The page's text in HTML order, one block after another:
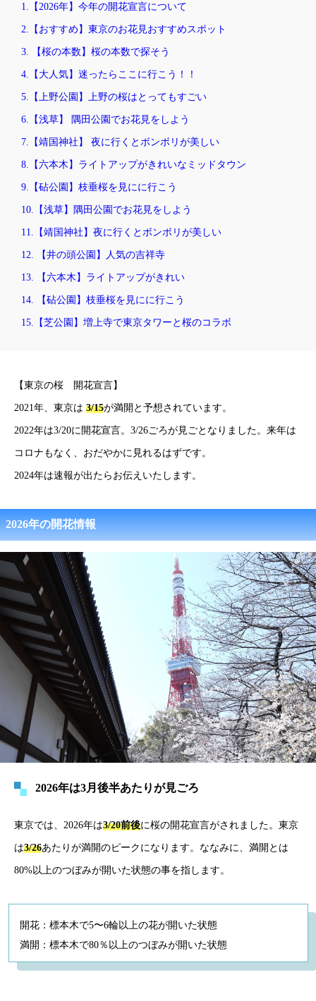
1.【2026年】今年の開花宣言について
2.【おすすめ】東京のお花見おすすめスポット
3. 【桜の本数】桜の本数で探そう
4.【大人気】迷ったらここに行こう！！
5.【上野公園】上野の桜はとってもすごい
6.【浅草】 隅田公園でお花見をしよう
7.【靖国神社】 夜に行くとボンボリが美しい
8.【六本木】ライトアップがきれいなミッドタウン
9.【砧公園】枝垂桜を見にに行こう
10.【浅草】隅田公園でお花見をしよう
11.【靖国神社】夜に行くとボンボリが美しい
12. 【井の頭公園】人気の吉祥寺
13. 【六本木】ライトアップがきれい
14. 【砧公園】枝垂桜を見にに行こう
15.【芝公園】増上寺で東京タワーと桜のコラボ
【東京の桜 開花宣言】
2021年、東京は 3/15が満開と予想されています。
2022年は3/20に開花宣言。3/26ごろが見ごとなりました。来年は
コロナもなく、おだやかに見れるはずです。
2024年は速報が出たらお伝えいたします。
2026年の開花情報
2026年は3月後半あたりが見ごろ
東京では、2026年は3/20前後に桜の開花宣言がされました。東京
は3/26あたりが満開のピークになります。ななみに、満開とは
80%以上のつぼみが開いた状態の事を指します。
開花：標本木で5〜6輪以上の花が開いた状態
満開：標本木で80％以上のつぼみが開いた状態